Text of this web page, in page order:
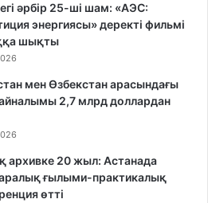
әрбір 25-ші шам: «АЭС:
энергиясы» деректі фильмі
шықты
мен Өзбекстан арасындағы
2,7 млрд доллардан
архивке 20 жыл: Астанада
ғылыми-практикалық
өтті